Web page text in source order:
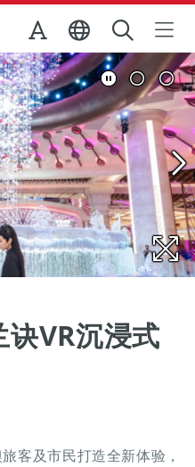
看原图
VR沉浸式
客及市民打造全新体验，